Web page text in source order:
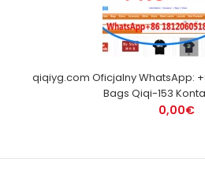
qiqiyg.com Oficjalny WhatsApp:
Bags Qiqi-153
0,00€